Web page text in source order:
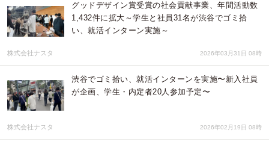
グッドデザイン賞受賞の社会貢献事業、年間活動数
1,432件に拡大～学生と社員31名が渋谷でゴミ拾
い、就活インターン実施～
株式会社ナスタ 2026年03月31日 08時
渋谷でゴミ拾い、就活インターンを実施〜新入社員
が企画、学生・内定者20人参加予定〜
株式会社ナスタ 2026年02月19日 08時